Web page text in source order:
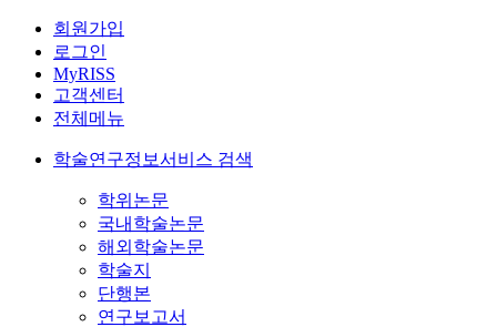
회원가입
로그인
MyRISS
고객센터
전체메뉴
학술연구정보서비스 검색
학위논문
국내학술논문
해외학술논문
학술지
단행본
연구보고서